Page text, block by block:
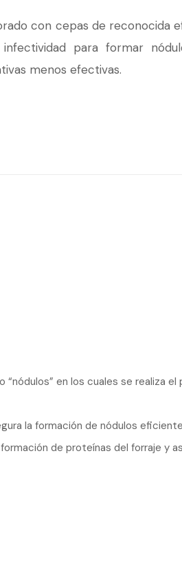
con cepas de reconocida
para formar
menos efectivas.
en los cuales se realiza
la formación de nódulos
de proteínas del forraje y